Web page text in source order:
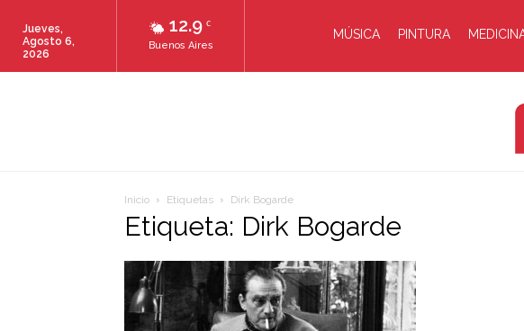
12.9 C
Buenos Aires
Jueves,
Agosto 6,
2026
MÚSICA PINTURA
Inicio Etiquetas Dirk Bogarde
Etiqueta: Dirk Bogarde